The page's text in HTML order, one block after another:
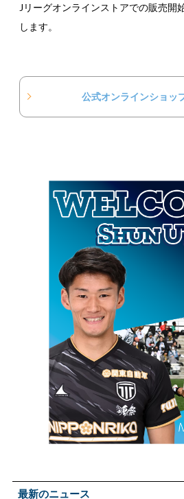
Jリーグオンラインストアでの販売開
します。
公式オンラインショッ
最新のニュース